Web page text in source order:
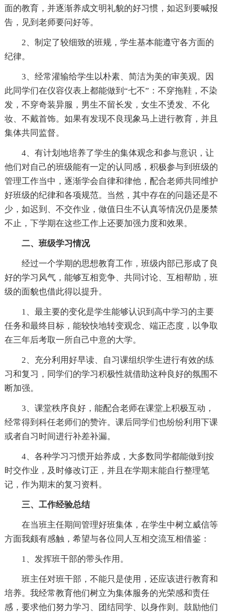
面的教育，并逐渐养成文明礼貌的好习惯，如迟到要喊报
告，见到老师要问好等。
2、制定了较细致的班规，学生基本能遵守各方面的
纪律。
3、经常灌输给学生以朴素、简洁为美的审美观。因
此同学们在仪容仪表上都能做到“七不”：不穿拖鞋，不染
发，不穿奇装异服，男生不留长发，女生不烫发、不化
妆、不戴首饰。如果有发现不良现象马上进行教育，并且
集体共同监督。
4、有计划地培养了学生的集体观念和参与意识，让
他们对自己的班级能有一定的认同感，积极参与到班级的
管理工作当中，逐渐学会自律和律他，配合老师共同维护
好班级的纪律和各项规范。当然，其中存在的问题还是不
少，如迟到、不交作业，做值日生不认真等情况仍是屡禁
不止，下学期在这些工作上还要加强力度和效果。
二、班级学习情况
经过一个学期的思想教育工作，班级内部已形成了良
好的学习风气，能够互相竞争、共同讨论、互相帮助，班
级的面貌也借此得以提升。
1、最主要的变化是学生能够认识到高中学习的主要
任务和最终目标，能较快地转变观念、端正态度，以争取
在三年后考取一所自己中意的大学。
2、充分利用好早读、自习课组织学生进行有效的练
习和复习，同学们的学习积极性就借助这种良好的氛围不
断加强。
3、课堂秩序良好，能配合老师在课堂上积极互动，
经常得到科任老师们的赞许。课后同学们也纷纷利用下课
或者自习时间进行补差补漏。
4、各种学习习惯开始养成，大多数同学都能做到按
时交作业，及时修改订正，并且在学期末能自行整理笔
记，作为期末的复习资料。
三、工作经验总结
在当班主任期间管理好班集体，在学生中树立威信等
方面我颇有感触，希望与各位同人互相交流互相借鉴：
1、发挥班干部的带头作用。
班主任对班干部，不能只是使用，还应该进行教育和
培养。我经常教育他们树立为集体服务的光荣感和责任
感，要求他们努力学习、团结同学、以身作则。鼓励他们